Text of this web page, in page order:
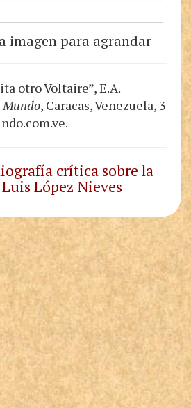
imagen para agrandar
otro Voltaire”, E.A.
Mundo, Caracas, Venezuela, 3
crítica sobre la
López Nieves